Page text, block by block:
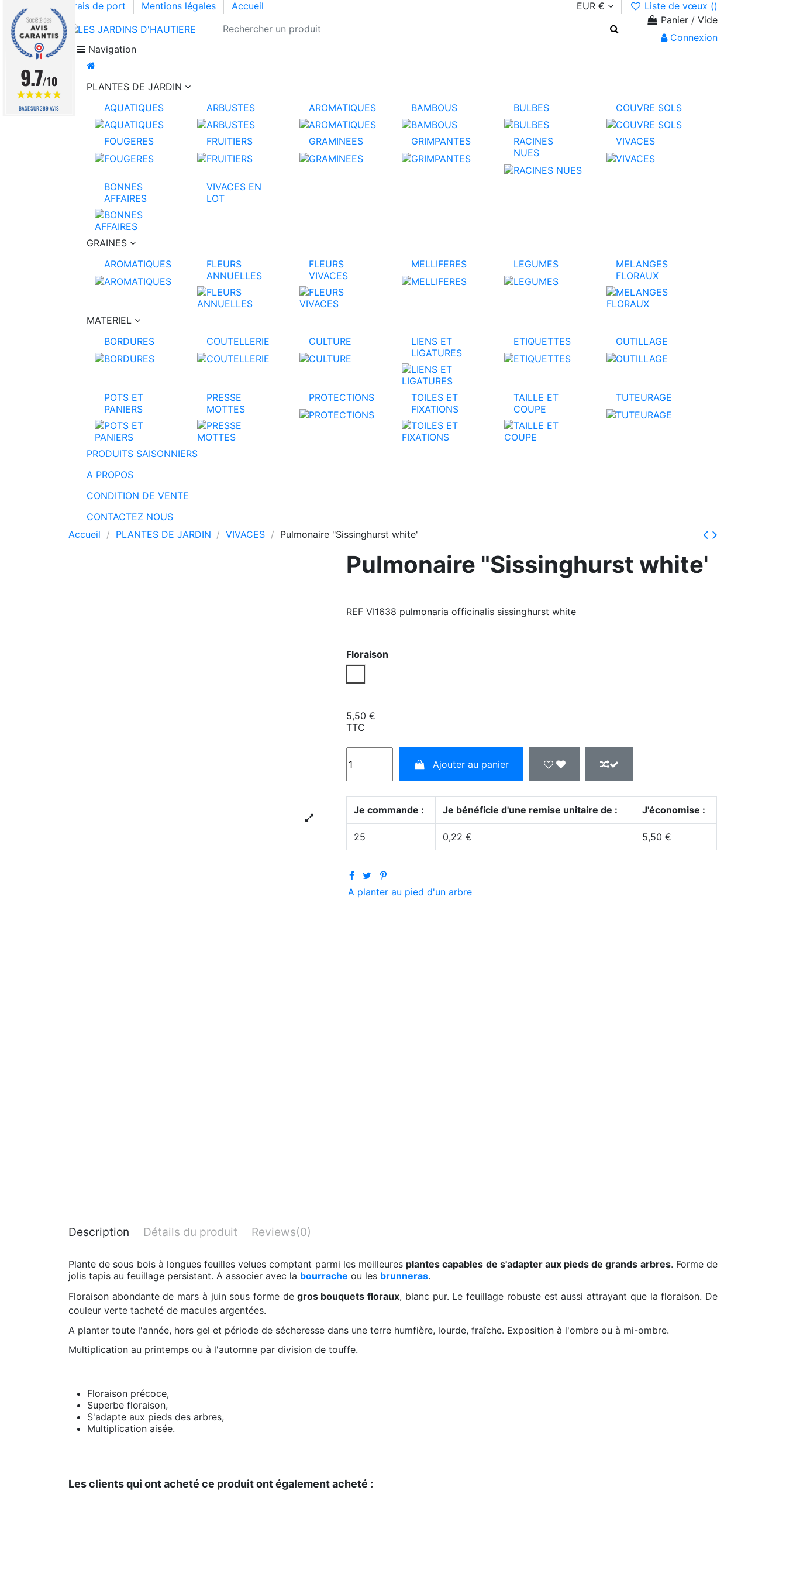
Frais de port Mentions légales Accueil EUR € Liste de vœux ()
Panier / Vide
Connexion
Navigation
PLANTES DE JARDIN
AQUATIQUES
ARBUSTES AROMATIQUES BAMBOUS BULBES COUVRE SOLS
FOUGERES FRUITIERS GRAMINEES GRIMPANTES
RACINES
NUES
VIVACES
BONNES
AFFAIRES
VIVACES EN
LOT
GRAINES
AROMATIQUES
FLEURS
ANNUELLES
FLEURS
VIVACES
MELLIFERES LEGUMES
MELANGES
FLORAUX
MATERIEL
BORDURES
COUTELLERIE CULTURE
LIENS ET
LIGATURES
ETIQUETTES OUTILLAGE
POTS ET
PANIERS
PRESSE
MOTTES
PROTECTIONS
TOILES ET
FIXATIONS
TAILLE ET
COUPE
TUTEURAGE
PRODUITS SAISONNIERS
A PROPOS
CONDITION DE VENTE
CONTACTEZ NOUS
Accueil
PLANTES DE JARDIN VIVACES Pulmonaire "Sissinghurst white'
Pulmonaire "Sissinghurst white'
REF VI1638 pulmonaria officinalis sissinghurst white
Floraison
5,50 €
TTC
Ajouter au panier
Je commande : Je bénéficie d'une remise unitaire de : J'économise :
25 0,22 € 5,50 €
A planter au pied d'un arbre
Description Détails du produit Reviews(0)
Plante de sous bois à longues feuilles velues comptant parmi les meilleures plantes capables de s'adapter aux pieds de grands arbres. Forme de
jolis tapis au feuillage persistant. A associer avec la bourrache ou les brunneras.
Floraison abondante de mars à juin sous forme degros bouquets floraux, blanc pur. Le feuillage robuste est aussi attrayant que la floraison. De
couleur verte tacheté de macules argentées.
A planter toute l'année, hors gel et période de sécheresse dans une terre humfière, lourde, fraîche. Exposition à l'ombre ou à mi-ombre.
Multiplication au printemps ou à l'automne par division de touffe.
Floraison précoce,
Superbe floraison,
S'adapte aux pieds des arbres,
Multiplication aisée.
Les clients qui ont acheté ce produit ont également acheté :
9.7/10
BASÉ SUR 389 AVIS